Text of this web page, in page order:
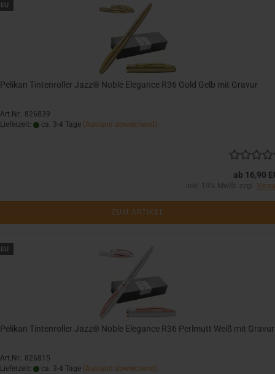
Pelikan Tintenroller Jazz® Noble Elegance R36 Gold Gelb mit Gravur
Art.Nr.: 826839
Lieferzeit:
ca. 3-4 Tage (Ausland abweichend)
ab 16,90
inkl. 19% MwSt. zzgl.
ZUM ARTIKEL
Pelikan Tintenroller Jazz® Noble Elegance R36 Perlmutt Weiß mit Gravur
Art.Nr.: 826815
Lieferzeit:
ca. 3-4 Tage (Ausland abweichend)